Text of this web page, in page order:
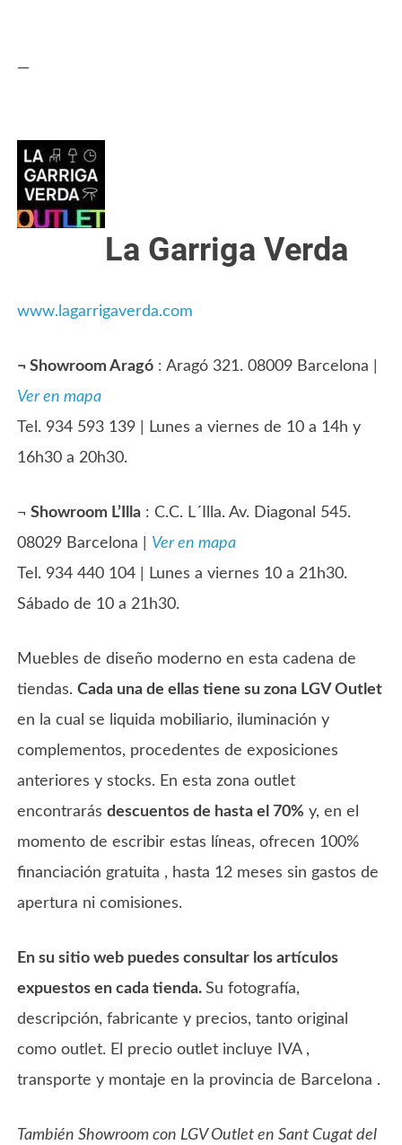
—
La Garriga Verda
www.lagarrigaverda.com
¬Showroom Aragó : Aragó 321. 08009 Barcelona |
Ver en mapa
Tel. 934 593 139 | Lunes a viernes de 10 a 14h y
16h30 a 20h30.
¬Showroom L’Illa : C.C. L´Illa. Av. Diagonal 545.
08029 Barcelona | Ver en mapa
Tel. 934 440 104 | Lunes a viernes 10 a 21h30.
Sábado de 10 a 21h30.
Muebles de diseño moderno en esta cadena de
tiendas.Cada una de ellas tiene su zona LGV Outlet
en la cual se liquida mobiliario, iluminación y
complementos, procedentes de exposiciones
anteriores y stocks. En esta zona outlet
encontrarásdescuentos de hasta el 70% y, en el
momento de escribir estas líneas, ofrecen 100%
financiación gratuita , hasta 12 meses sin gastos de
apertura ni comisiones.
En su sitio web puedes consultar los artículos
expuestos en cada tienda.Su fotografía,
descripción, fabricante y precios, tanto original
como outlet. El precio outlet incluye IVA ,
transporte y montaje en la provincia de Barcelona .
También Showroom con LGV Outlet en Sant Cugat del